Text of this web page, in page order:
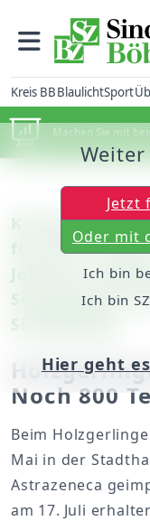
Kreis BBBlaulichtSport
Machen Sie mit
Kreis
für den 17. Juli
Johnson &
Sonntag auch
Sindelfingen
Noch 800
Beim
Mai in der
Astrazeneca
am 17. Juli
Jetzt
Oder mit
Ich bin
Ich bin
Hier geht